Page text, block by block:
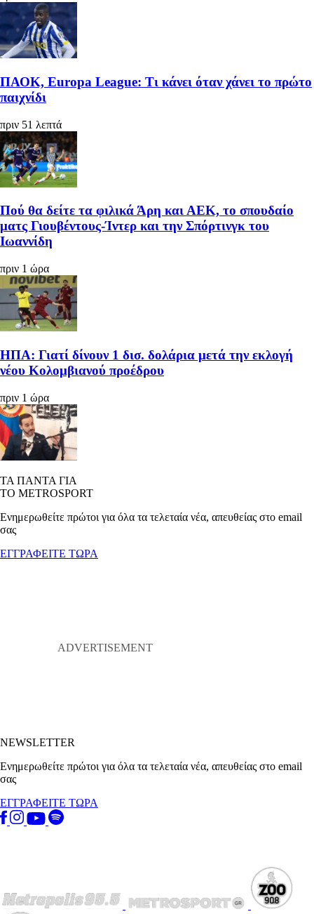
ΠΑΟΚ, Europa League: Τι κάνει όταν χάνει το πρώτο
παιχνίδι
πριν 51 λεπτά
Πού θα δείτε τα φιλικά Άρη και ΑΕΚ, το σπουδαίο
ματς Γιουβέντους-Ίντερ και την Σπόρτινγκ του
Ιωαννίδη
πριν 1 ώρα
ΗΠΑ: Γιατί δίνουν 1 δισ. δολάρια μετά την εκλογή
νέου Κολομβιανού προέδρου
πριν 1 ώρα
ΤΑ ΠΑΝΤΑ ΓΙΑ
ΤΟ METROSPORT
Ενημερωθείτε πρώτοι για όλα τα τελεταία νέα, απευθείας στο email
σας
ΕΓΓΡΑΦΕΙΤΕ ΤΩΡΑ
NEWSLETTER
Ενημερωθείτε πρώτοι για όλα τα τελεταία νέα, απευθείας στο email
σας
ΕΓΓΡΑΦΕΙΤΕ ΤΩΡΑ